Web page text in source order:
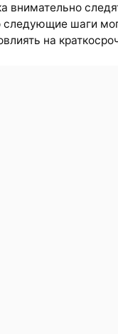
внимательно
следующие шаги
на